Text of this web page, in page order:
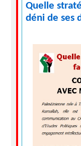
Quelle
déni de ses